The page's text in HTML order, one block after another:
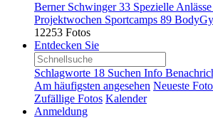
Berner Schwinger33 Spezielle Anlässe
Projektwochen Sportcamps 89
12253 Fotos
Entdecken Sie
Schlagworte 18 Suchen Info
Am häufigsten angesehen Neueste
Zufällige Fotos Kalender
Anmeldung